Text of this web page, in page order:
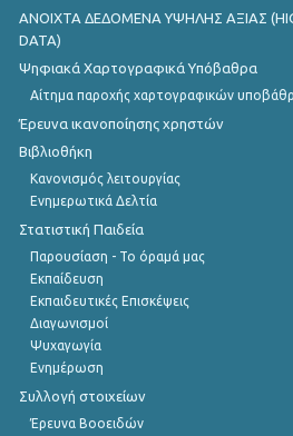
ANOIXTA ΔΕΔΟΜΕΝΑ ΥΨΗΛΗΣ ΑΞΙΑΣ
DATA)
Ψηφιακά Χαρτογραφικά Υπόβαθρα
Αίτημα παροχής χαρτογραφικών
Έρευνα ικανοποίησης χρηστών
Βιβλιοθήκη
Κανονισμός λειτουργίας
Ενημερωτικά Δελτία
Στατιστική Παιδεία
Παρουσίαση - Το όραμά μας
Εκπαίδευση
Εκπαιδευτικές Επισκέψεις
Διαγωνισμοί
Ψυχαγωγία
Ενημέρωση
Συλλογή στοιχείων
Έρευνα Βοοειδών